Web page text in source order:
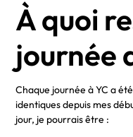
À quoi
journée
Chaque journée à YC a
identiques depuis mes
jour, je pourrais être :